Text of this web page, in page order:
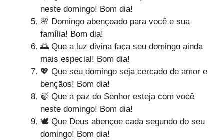
neste domingo! Bom dia!
🌸 Domingo abençoado para você e sua
família! Bom dia!
🌅 Que a luz divina faça seu domingo ainda
mais especial! Bom dia!
💖 Que seu domingo seja cercado de amor e
bençãos! Bom dia!
🍃 Que a paz do Senhor esteja com você
neste domingo! Bom dia!
🕊️ Que Deus abençoe cada segundo do seu
domingo! Bom dia!